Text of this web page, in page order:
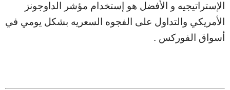
الإستراتيجيه و الأفضل هو إستخدام مؤشر الداوجونز
الأمريكي والتداول على الفجوه السعريه بشكل يومي في
أسواق الفوركس .